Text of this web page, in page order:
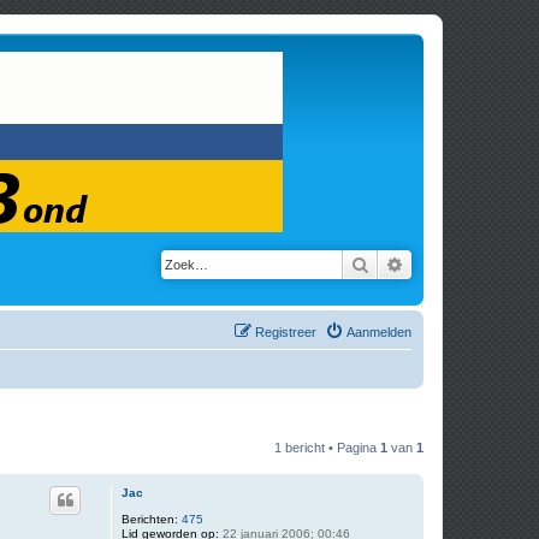
Zoek Uitgebreid zoeken
Aanmelden
Registreer
1 bericht • Pagina 1 van 1
Jac
Berichten: 475
Lid geworden op: 22 januari 2006; 00:46